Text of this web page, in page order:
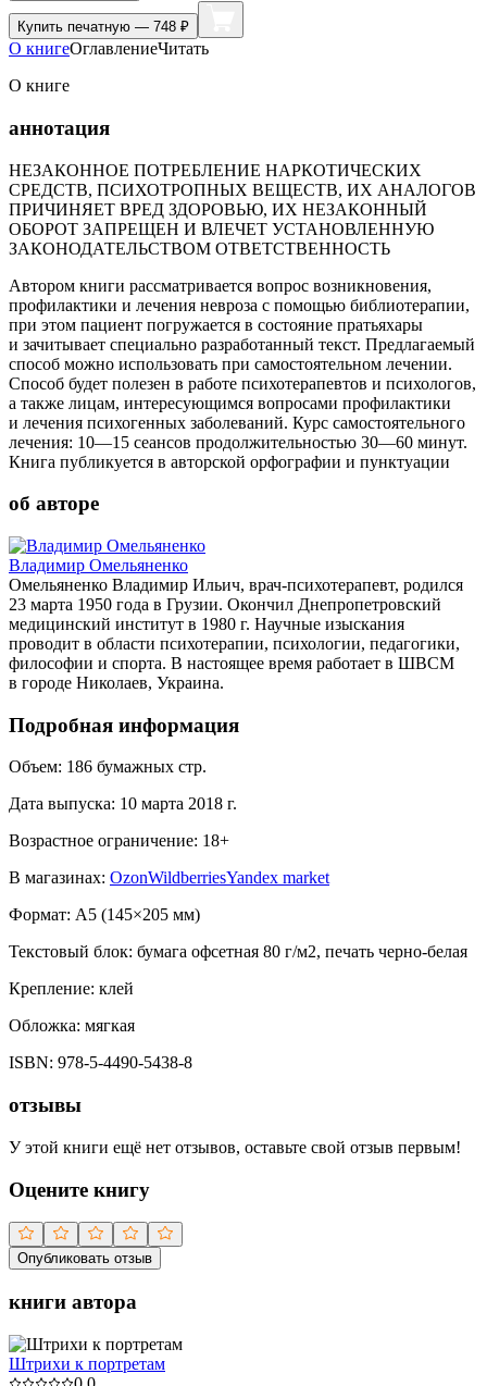
Купить печатную — 748 ₽
О книгеОглавлениеЧитать
О книге
аннотация
НЕЗАКОННОЕ ПОТРЕБЛЕНИЕ НАРКОТИЧЕСКИХ
СРЕДСТВ, ПСИХОТРОПНЫХ ВЕЩЕСТВ, ИХ АНАЛОГОВ
ПРИЧИНЯЕТ ВРЕД ЗДОРОВЬЮ, ИХ НЕЗАКОННЫЙ
ОБОРОТ ЗАПРЕЩЕН И ВЛЕЧЕТ УСТАНОВЛЕННУЮ
ЗАКОНОДАТЕЛЬСТВОМ ОТВЕТСТВЕННОСТЬ
Автором книги рассматривается вопрос возникновения,
профилактики и лечения невроза с помощью библиотерапии,
при этом пациент погружается в состояние пратьяхары
и зачитывает специально разработанный текст. Предлагаемый
способ можно использовать при самостоятельном лечении.
Способ будет полезен в работе психотерапевтов и психологов,
а также лицам, интересующимся вопросами профилактики
и лечения психогенных заболеваний. Курс самостоятельного
лечения: 10—15 сеансов продолжительностью 30—60 минут.
Книга публикуется в авторской орфографии и пунктуации
об авторе
Владимир Омельяненко
Омельяненко Владимир Ильич, врач-психотерапевт, родился
23 марта 1950 года в Грузии. Окончил Днепропетровский
медицинский институт в 1980 г. Научные изыскания
проводит в области психотерапии, психологии, педагогики,
философии и спорта. В настоящее время работает в ШВСМ
в городе Николаев, Украина.
Подробная информация
Объем: 186 бумажных стр.
Дата выпуска: 10 марта 2018 г.
Возрастное ограничение: 18+
В магазинах: OzonWildberriesYandex market
Формат: A5 (145×205 мм)
Текстовый блок: бумага офсетная 80 г/м2, печать черно-белая
Крепление: клей
Обложка: мягкая
ISBN: 978-5-4490-5438-8
отзывы
У этой книги ещё нет отзывов, оставьте свой отзыв первым!
Оцените книгу
Опубликовать отзыв
книги автора
Штрихи к портретам